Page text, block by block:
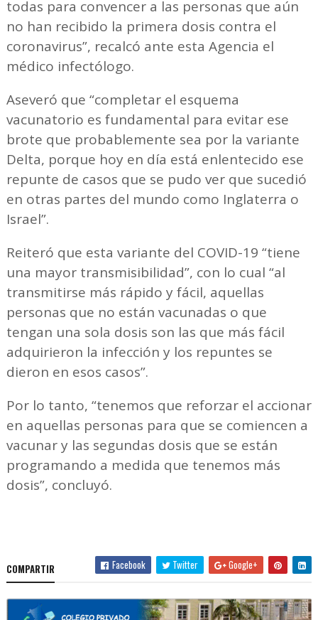
todas para convencer a las personas que aún
no han recibido la primera dosis contra el
coronavirus”, recalcó ante esta Agencia el
médico infectólogo.
Aseveró que “completar el esquema
vacunatorio es fundamental para evitar ese
brote que probablemente sea por la variante
Delta, porque hoy en día está enlentecido ese
repunte de casos que se pudo ver que sucedió
en otras partes del mundo como Inglaterra o
Israel”.
Reiteró que esta variante del COVID-19 “tiene
una mayor transmisibilidad”, con lo cual “al
transmitirse más rápido y fácil, aquellas
personas que no están vacunadas o que
tengan una sola dosis son las que más fácil
adquirieron la infección y los repuntes se
dieron en esos casos”.
Por lo tanto, “tenemos que reforzar el accionar
en aquellas personas para que se comiencen a
vacunar y las segundas dosis que se están
programando a medida que tenemos más
dosis”, concluyó.
COMPARTIR Facebook Twitter Google+